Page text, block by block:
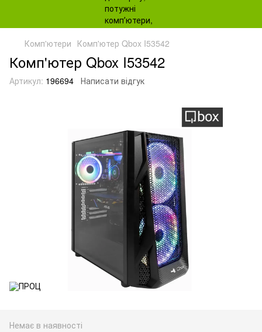
Комп'ютери Комп'ютер Qbox I53542
Комп'ютер Qbox I53542
Артикул: 196694 Написати відгук
Немає в наявності